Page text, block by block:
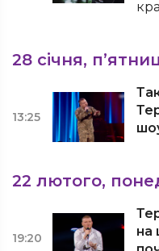
28 січня,
13:25
22 лютого,
19:20
на